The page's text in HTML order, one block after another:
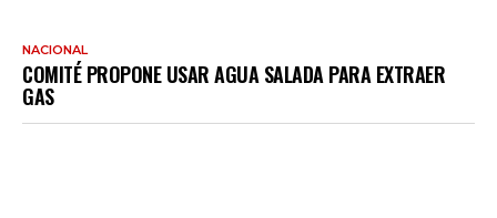
NACIONAL
COMITÉ PROPONE USAR AGUA SALADA PARA EXTRAER
GAS